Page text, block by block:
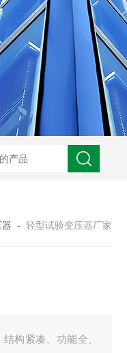
地电阻测试仪现货
- 轻型试验变压器厂家
构紧凑、功能全、